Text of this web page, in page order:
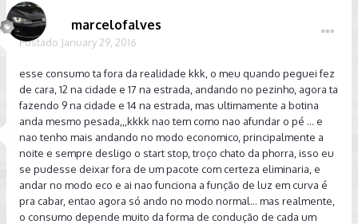
marcelofalves
Postado January 29, 2016
esse consumo ta fora da realidade kkk, o meu quando peguei fez
de cara, 12 na cidade e 17 na estrada, andando no pezinho, agora ta
fazendo 9 na cidade e 14 na estrada, mas ultimamente a botina
anda mesmo pesada,,,kkkk nao tem como nao afundar o pé ... e
nao tenho mais andando no modo economico, principalmente a
noite e sempre desligo o start stop, troço chato da phorra, isso eu
se pudesse deixar fora de um pacote com certeza eliminaria, e
andar no modo eco e ai nao funciona a função de luz em curva é
pra cabar, entao agora só ando no modo normal... mas realmente,
o consumo depende muito da forma de condução de cada um